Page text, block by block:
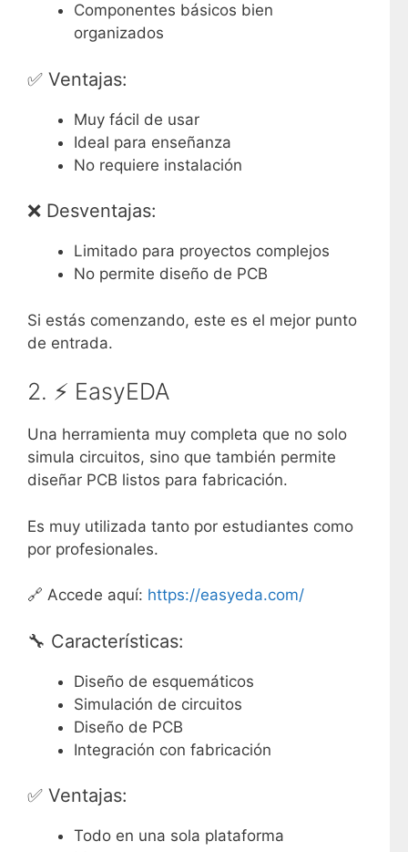
Componentes básicos bien
organizados
✅ Ventajas:
Muy fácil de usar
Ideal para enseñanza
No requiere instalación
❌ Desventajas:
Limitado para proyectos complejos
No permite diseño de PCB
Si estás comenzando, este es el mejor punto
de entrada.
2. ⚡ EasyEDA
Una herramienta muy completa que no solo
simula circuitos, sino que también permite
diseñar PCB listos para fabricación.
Es muy utilizada tanto por estudiantes como
por profesionales.
🔗 Accede aquí: https://easyeda.com/
🔧 Características:
Diseño de esquemáticos
Simulación de circuitos
Diseño de PCB
Integración con fabricación
✅ Ventajas:
Todo en una sola plataforma